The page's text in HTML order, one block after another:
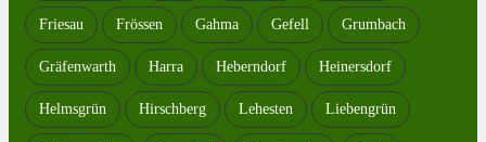
Friesau Frössen Gahma Gefell Grumbach
Gräfenwarth Harra Heberndorf Heinersdorf
Helmsgrün Hirschberg Lehesten Liebengrün